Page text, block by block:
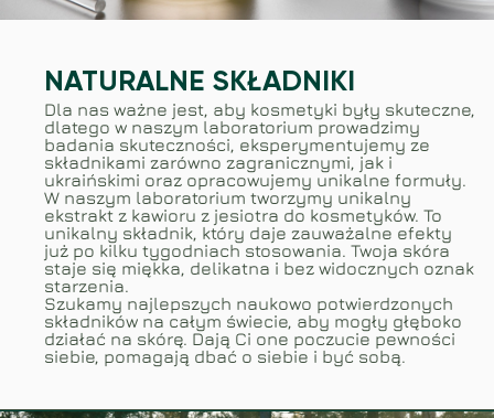
NATURALNE SKŁADNIKI
Dla nas ważne jest, aby kosmetyki były skuteczne,
dlatego w naszym laboratorium prowadzimy
badania skuteczności, eksperymentujemy ze
składnikami zarówno zagranicznymi, jak i
ukraińskimi oraz opracowujemy unikalne formuły.
W naszym laboratorium tworzymy unikalny
ekstrakt z kawioru z jesiotra do kosmetyków. To
unikalny składnik, który daje zauważalne efekty
już po kilku tygodniach stosowania. Twoja skóra
staje się miękka, delikatna i bez widocznych oznak
starzenia.
Szukamy najlepszych naukowo potwierdzonych
składników na całym świecie, aby mogły głęboko
działać na skórę. Dają Ci one poczucie pewności
siebie, pomagają dbać o siebie i być sobą.